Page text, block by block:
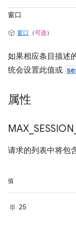
窗口
窗口 （可选）
如果相应条目描述
统会设置此值或
属性
MAX SESSION
请求的列表中将包
值
25